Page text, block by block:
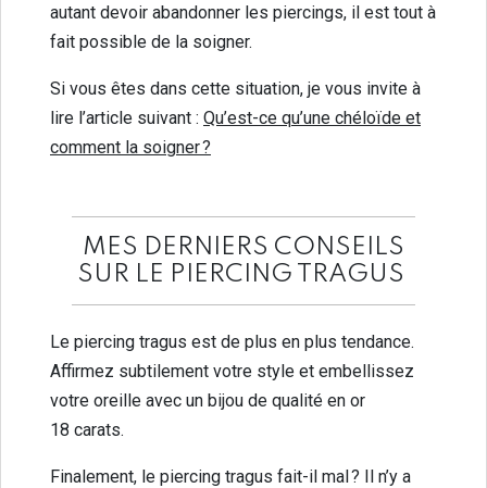
autant devoir abandonner les piercings, il est tout à
fait possible de la soigner.
Si vous êtes dans cette situation, je vous invite à
lire l’article suivant : Qu’est-ce qu’une chéloïde et
comment la soigner ?
MES DERNIERS CONSEILS
SUR LE PIERCING TRAGUS
Le piercing tragus est de plus en plus tendance.
Affirmez subtilement votre style et embellissez
votre oreille avec un bijou de qualité en or
18 carats.
Finalement, le piercing tragus fait-il mal ? Il n’y a